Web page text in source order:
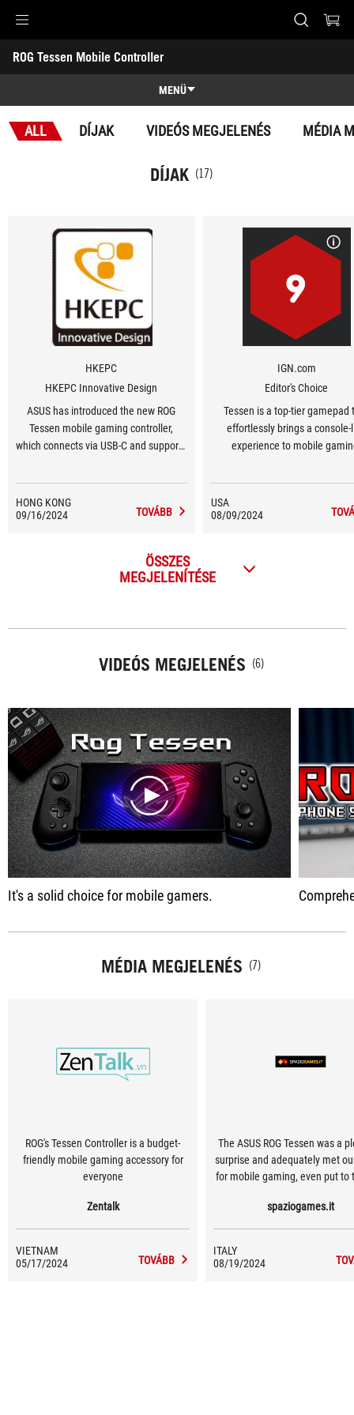
Accessibility links
Skip to content
Accessibility Help
Skip to Menu
ASUS Footer
ROG Tessen Mobile Controller
-
MENÜ
Áttekintés
Támogatás
ALL DÍJAK VIDEÓS MEGJELENÉS MÉDIA
DÍJAK (17)
HKEPC
HKEPC Innovative Design
ASUS has introduced the new ROG
Tessen mobile gaming controller,
which connects via USB-C and supports
innovative ROG folding hinge design,
making it easy to store and convenient
HONG KONG
09/16/2024
TOVÁBB
IGN.com
Editor's Choice
Tessen is a top-tier gamepad
effortlessly brings a console-
experience to mobile
USA
08/09/2024
ÖSSZES
MEGJELENÍTÉSE
VIDEÓS MEGJELENÉS (6)
play
It's a solid choice for mobile gamers. Comprehensive gaming
MÉDIA MEGJELENÉS (7)
ROG's Tessen Controller is a budget-
friendly mobile gaming accessory for
everyone
Zentalk
VIETNAM
05/17/2024
TOVÁBB
The ASUS ROG Tessen was a
surprise and adequately met
for mobile gaming, even put to
absence of input lag and its
ergonomics, in addition to a
delight the most demanding
spaziogames.it
ITALY
08/19/2024